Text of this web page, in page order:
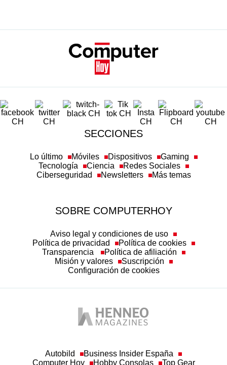
SECCIONES
Lo último Móviles Dispositivos
Gaming
Tecnología
Ciencia
Redes Sociales
Ciberseguridad
Newsletters Más temas
SOBRE COMPUTERHOY
Aviso legal y condiciones de uso
Política de privacidad
Política de cookies
Transparencia
Política de afiliación
Misión y valores
Suscripción
Configuración de cookies
Autobild
Business Insider España
Computer Hoy
Hobby Consolas Top Gear